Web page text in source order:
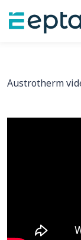
Austrotherm